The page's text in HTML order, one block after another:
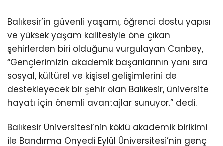
Balıkesir’in güvenli yaşamı, öğrenci dostu yapısı
ve yüksek yaşam kalitesiyle öne çıkan
şehirlerden biri olduğunu vurgulayan Canbey,
“Gençlerimizin akademik başarılarının yanı sıra
sosyal, kültürel ve kişisel gelişimlerini de
destekleyecek bir şehir olan Balıkesir, üniversite
hayatı için önemli avantajlar sunuyor.” dedi.
Balıkesir Üniversitesi’nin köklü akademik birikimi
ile Bandırma Onyedi Eylül Üniversitesi’nin genç